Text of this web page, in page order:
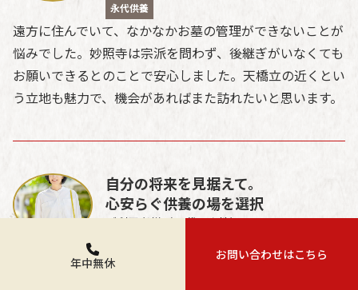
永代供養
遠方に住んでいて、なかなかお墓の管理ができないことが
悩みでした。妙照寺は宗派を問わず、後継ぎがいなくても
お願いできるとのことで安心しました。天橋立の近くとい
う立地も魅力で、機会があればまた訪れたいと思います。
自分の将来を見据えて。
心安らぐ供養の場を選択
ご利用者様（60代・女性）
将来のために自分自身の供養先を探していました。妙照寺
年中無休
お問い合わせはこちら